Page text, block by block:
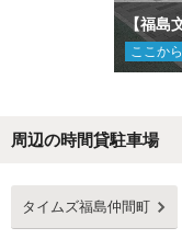
ここから
周辺の時間貸駐車場
タイムズ福島仲間町